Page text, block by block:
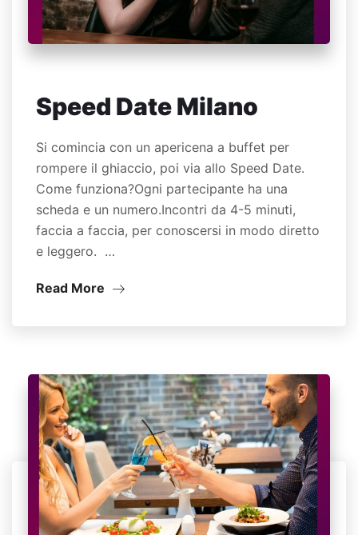
Speed Date Milano
Si comincia con un apericena a buffet per
rompere il ghiaccio, poi via allo Speed Date.
Come funziona?Ogni partecipante ha una
scheda e un numero.Incontri da 4-5 minuti,
faccia a faccia, per conoscersi in modo diretto
e leggero. …
Read More